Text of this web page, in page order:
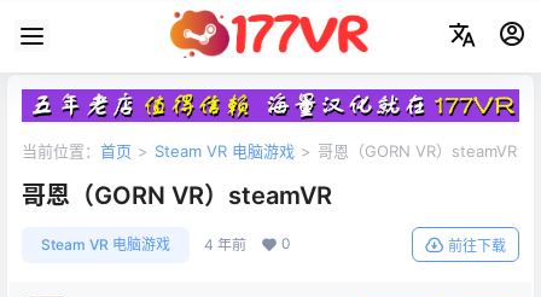
当前位置： 首页 > Steam VR 电脑游戏 > 哥恩（GORN VR）steamVR
哥恩（GORN VR）steamVR
Steam VR 电脑游戏 4 年前 0 前往下载